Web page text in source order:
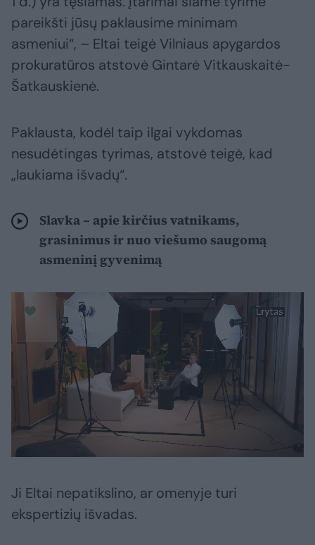
pareikšti jūsų paklausime minimam
asmeniui“, – Eltai teigė Vilniaus apygardos
prokuratūros atstovė Gintarė Vitkauskaitė-
Šatkauskienė.
Paklausta, kodėl taip ilgai vykdomas
nesudėtingas tyrimas, atstovė teigė, kad
„laukiama išvadų“.
Slavka – apie kirčius vatnikams,
grasinimus ir nuo viešumo saugomą
asmeninį gyvenimą
Ji Eltai nepatikslino, ar omenyje turi
ekspertizių išvadas.